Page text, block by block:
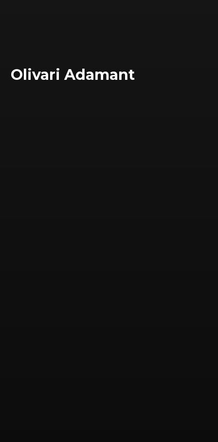
Olivari Adamant